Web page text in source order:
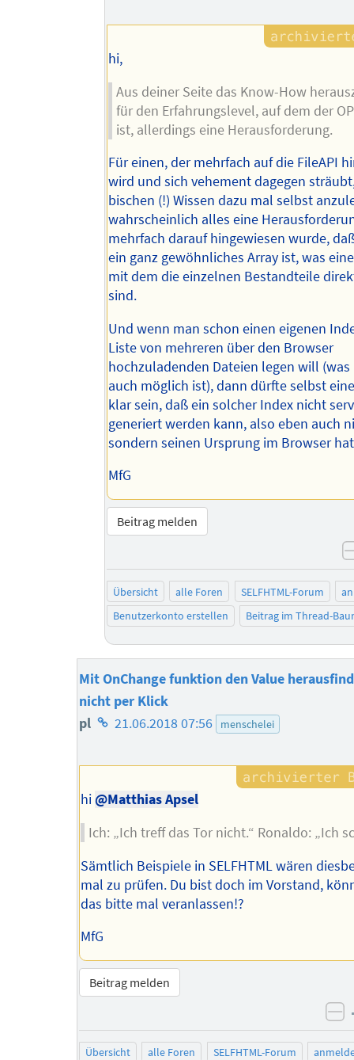
Autors
hi,
Aus deiner Seite das Know-How
für den Erfahrungslevel, auf dem der
ist, allerdings eine Herausforderung.
Für einen, der mehrfach auf die FileAPI
wird und sich vehement dagegen
bischen (!) Wissen dazu mal selbst
wahrscheinlich alles eine
mehrfach darauf hingewiesen wurde,
ein ganz gewöhnliches Array ist, was
mit dem die einzelnen Bestandteile
sind.
Und wenn man schon einen eigenen
Liste von mehreren über den Browser
hochzuladenden Dateien legen will
auch möglich ist), dann dürfte selbst
klar sein, daß ein solcher Index nicht
generiert werden kann, also eben auch
sondern seinen Ursprung im Browser
MfG
Beitrag melden
Übersicht alle Foren SELFHTML-Forum
Benutzerkonto erstellen
Beitrag im Thread-
Mit OnChange funktion den Value
nicht per Klick
pl Homepage
Autors
21.06.2018 07:56 menschelei
hi@Matthias Apsel
Ich: „Ich treff das Tor nicht.“ Ronaldo: „Ich
Sämtlich Beispiele in SELFHTML wären
mal zu prüfen. Du bist doch im Vorstand,
das bitte mal veranlassen!?
MfG
Beitrag melden
Übersicht alle Foren SELFHTML-Forum